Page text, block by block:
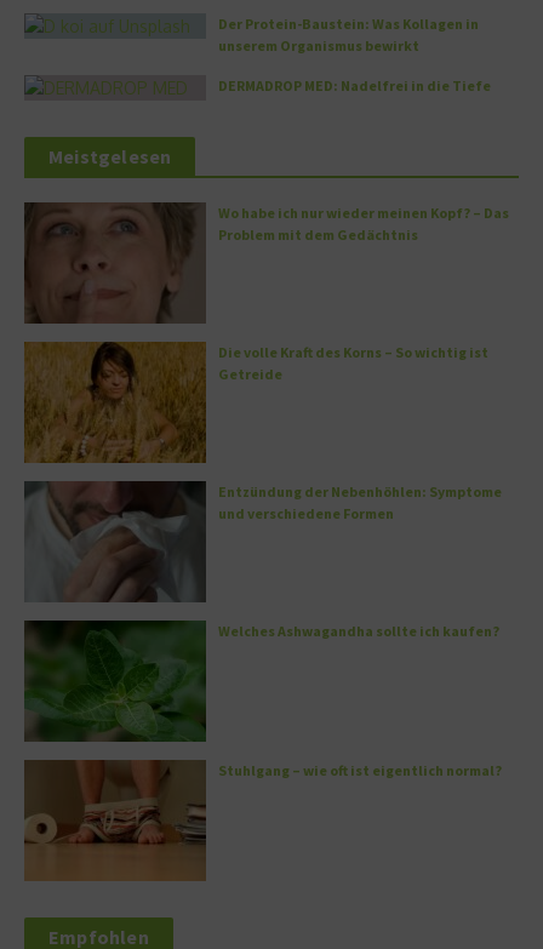
Der Protein-Baustein: Was Kollagen in
unserem Organismus bewirkt
DERMADROP MED: Nadelfrei in die Tiefe
Meistgelesen
Wo habe ich nur wieder meinen Kopf? – Das
Problem mit dem Gedächtnis
Die volle Kraft des Korns – So wichtig ist
Getreide
Entzündung der Nebenhöhlen: Symptome
und verschiedene Formen
Welches Ashwagandha sollte ich kaufen?
Stuhlgang – wie oft ist eigentlich normal?
Empfohlen